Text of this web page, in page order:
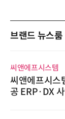
브랜드 뉴스룸
씨앤에프시스템
씨앤에프시스
공 ERP·DX